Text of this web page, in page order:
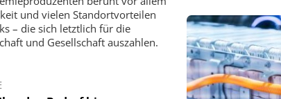
und vielen Standortvorteilen
– die sich letztlich für die
und Gesellschaft auszahlen.